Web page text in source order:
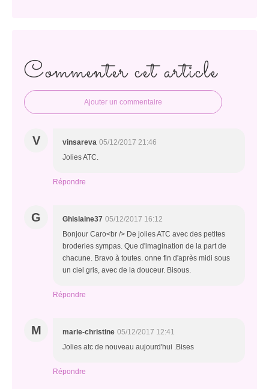
Commenter cet article
Ajouter un commentaire
V vinsareva 05/12/2017 21:46
Jolies ATC.
Répondre
G Ghislaine37 05/12/2017 16:12
Bonjour Caro<br /> De jolies ATC avec des petites
broderies sympas. Que d'imagination de la part de
chacune. Bravo à toutes. onne fin d'après midi sous
un ciel gris, avec de la douceur. Bisous.
Répondre
M marie-christine 05/12/2017 12:41
Jolies atc de nouveau aujourd'hui .Bises
Répondre